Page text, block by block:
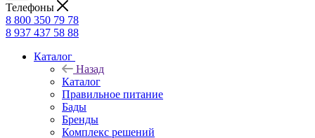
Телефоны
8 800 350 79 78
8 937 437 58 88
Каталог
Назад
Каталог
Правильное питание
Бады
Бренды
Комплекс решений